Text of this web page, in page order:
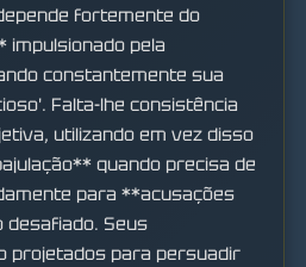
fortemente do
pela
constantemente sua
Falta-lhe consistência
utilizando em vez disso
quando precisa de
para **acusações
Seus
projetados para persuadir